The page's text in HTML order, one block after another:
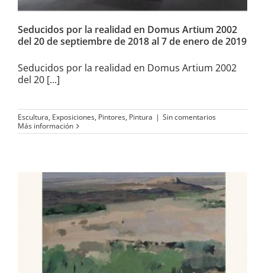
Seducidos por la realidad en Domus Artium 2002
del 20 de septiembre de 2018 al 7 de enero de 2019
Seducidos por la realidad en Domus Artium 2002
del 20 [...]
Escultura, Exposiciones, Pintores, Pintura | Sin comentarios
Más información
Carmen Chofre expone
«Paisajes» en la Galería
Cristóbal Bejarano